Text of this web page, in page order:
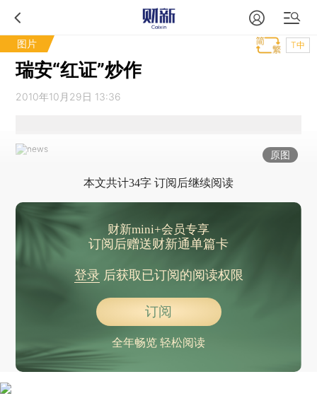
图片 T中
瑞安“红证”炒作
2010年10月29日 13:36
原图
本文共计34字 订阅后继续阅读
财新mini+会员专享
订阅后赠送财新通单篇卡
登录后获取已订阅的阅读权限
订阅
全年畅览 轻松阅读